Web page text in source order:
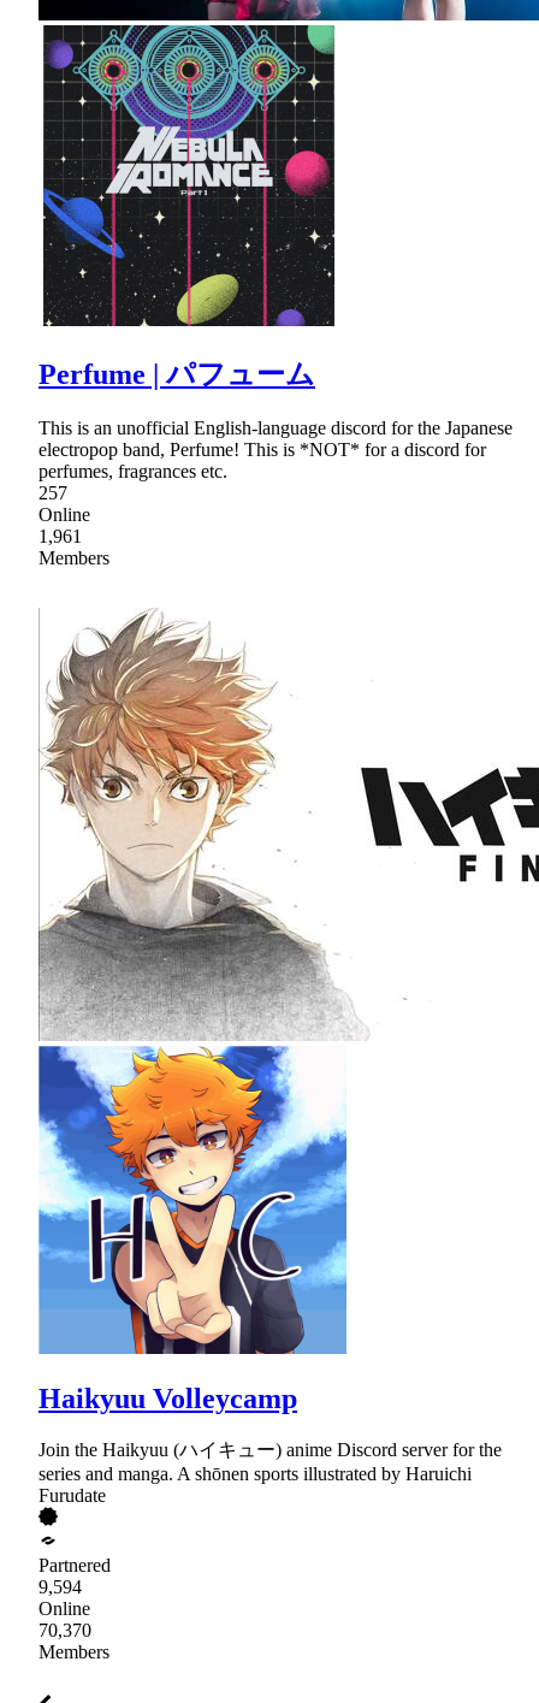
Perfume | パフューム
This is an unofficial English-language discord for the Japanese
electropop band, Perfume! This is *NOT* for a discord for
perfumes, fragrances etc.
257
Online
1,961
Members
Haikyuu Volleycamp
Join the Haikyuu (ハイキュー) anime Discord server for the
series and manga. A shōnen sports illustrated by Haruichi
Furudate
Partnered
9,594
Online
70,370
Members